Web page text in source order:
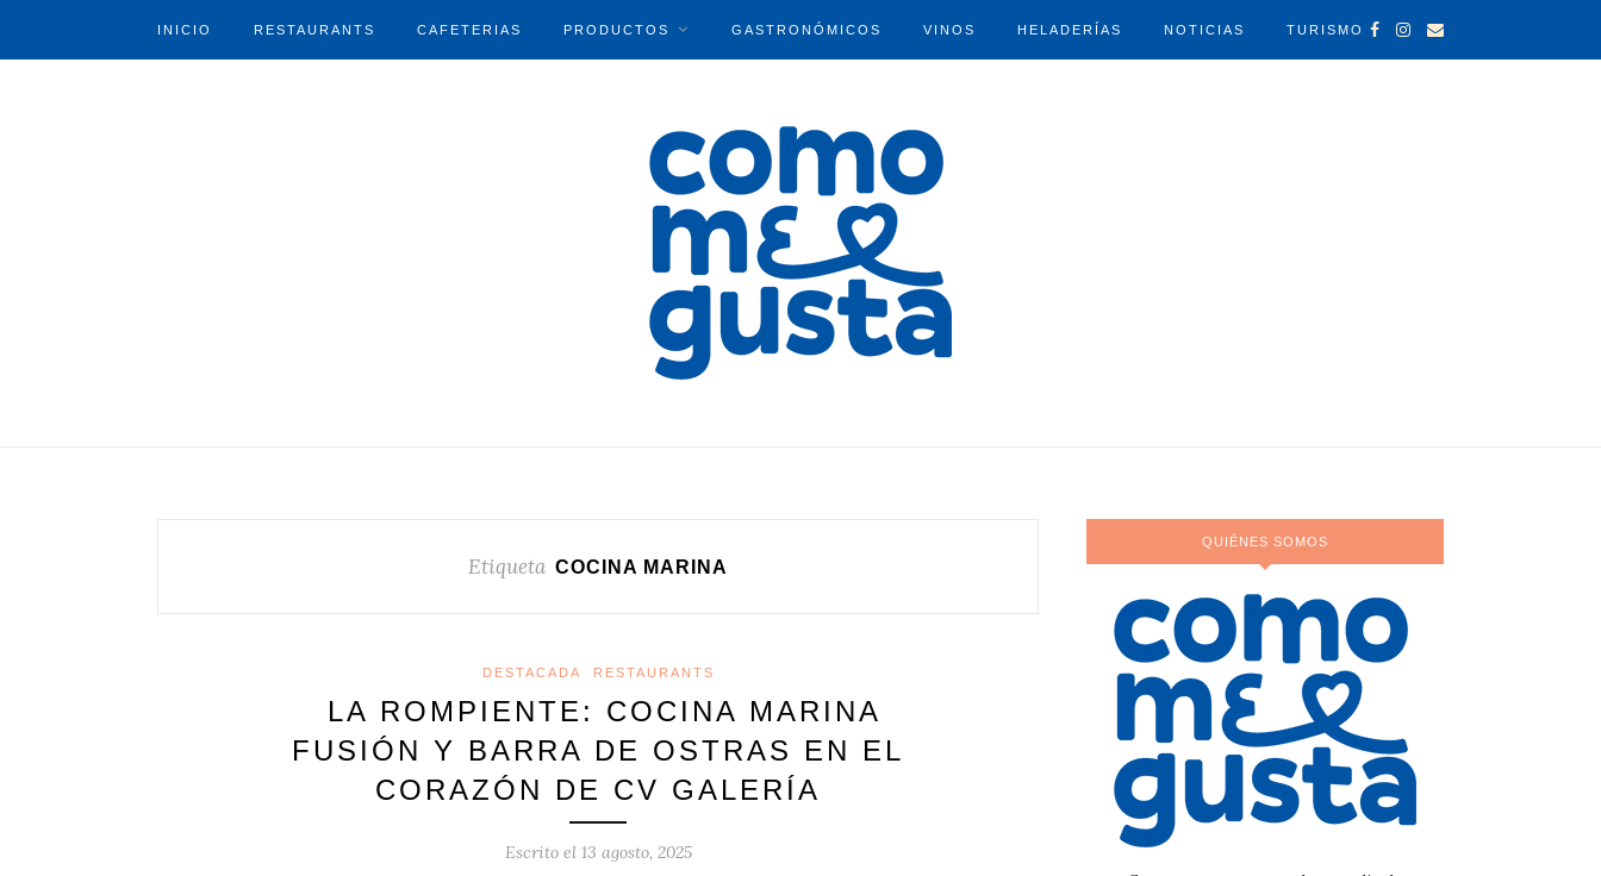
INICIO RESTAURANTS CAFETERIAS PRODUCTOS GASTRONÓMICOS VINOS HELADERÍAS NOTICIAS TURISMO
Etiqueta COCINA MARINA
DESTACADA RESTAURANTS
LA ROMPIENTE: COCINA MARINA
FUSIÓN Y BARRA DE OSTRAS EN EL
CORAZÓN DE CV GALERÍA
Escrito el 13 agosto, 2025
QUIÉNES SOMOS